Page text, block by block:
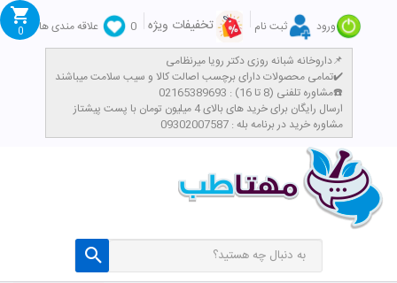
ورود ثبت نام تخفیفات ویژه 0
علاقه مندی ها
داروخانه شبانه روزی دکتر رویا میرنظامی📌
تمامی محصولات دارای برچسب اصالت کالا و سیب سلامت میباشند✔️
مشاوره تلفنی (8 تا 16) : 02165389693☎️
​ارسال رایگان برای خرید های بالای 4 میلیون تومان با پست پیشتاز
مشاوره خرید در برنامه بله : 09302007587
0